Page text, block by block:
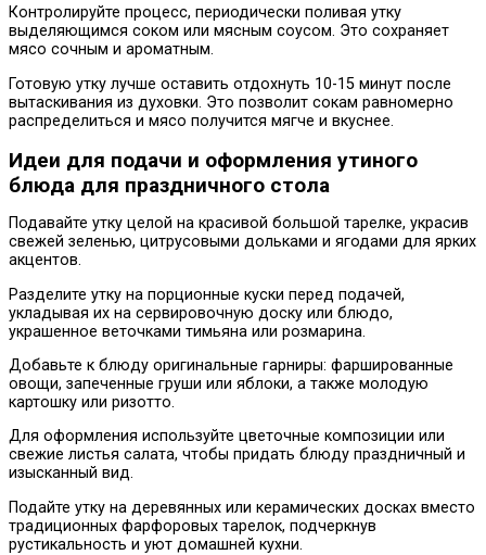
Контролируйте процесс, периодически поливая утку
выделяющимся соком или мясным соусом. Это сохраняет
мясо сочным и ароматным.
Готовую утку лучше оставить отдохнуть 10-15 минут после
вытаскивания из духовки. Это позволит сокам равномерно
распределиться и мясо получится мягче и вкуснее.
Идеи для подачи и оформления утиного
блюда для праздничного стола
Подавайте утку целой на красивой большой тарелке, украсив
свежей зеленью, цитрусовыми дольками и ягодами для ярких
акцентов.
Разделите утку на порционные куски перед подачей,
укладывая их на сервировочную доску или блюдо,
украшенное веточками тимьяна или розмарина.
Добавьте к блюду оригинальные гарниры: фаршированные
овощи, запеченные груши или яблоки, а также молодую
картошку или ризотто.
Для оформления используйте цветочные композиции или
свежие листья салата, чтобы придать блюду праздничный и
изысканный вид.
Подайте утку на деревянных или керамических досках вместо
традиционных фарфоровых тарелок, подчеркнув
рустикальность и уют домашней кухни.